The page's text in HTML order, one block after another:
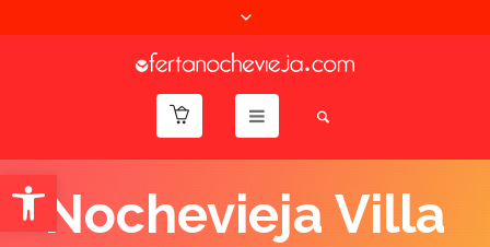
Abrir barra de herramientas
Nochevieja Villa